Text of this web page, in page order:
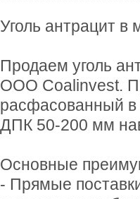
Уголь антрацит в
Продаем уголь
ООО Coalinvest.
расфасованный в
ДПК 50-200 мм
Основные
- Прямые